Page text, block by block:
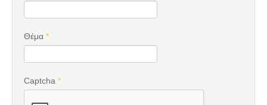
Θέμα *
Captcha *